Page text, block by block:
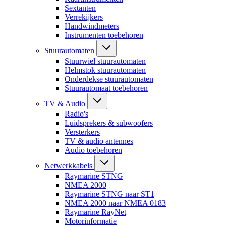
Sextanten
Verrekijkers
Handwindmeters
Instrumenten toebehoren
Stuurautomaten
Stuurwiel stuurautomaten
Helmstok stuurautomaten
Onderdekse stuurautomaten
Stuurautomaat toebehoren
TV & Audio
Radio's
Luidsprekers & subwoofers
Versterkers
TV & audio antennes
Audio toebehoren
Netwerkkabels
Raymarine STNG
NMEA 2000
Raymarine STNG naar ST1
NMEA 2000 naar NMEA 0183
Raymarine RayNet
Motorinformatie